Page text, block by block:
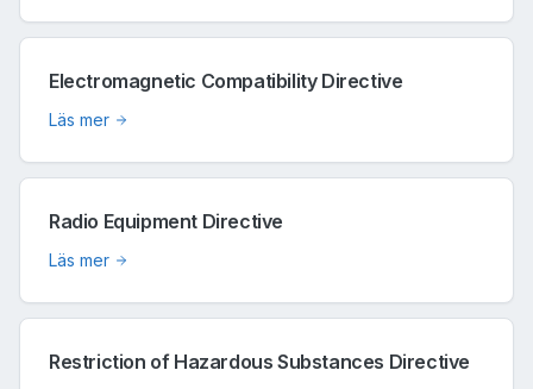
Electromagnetic Compatibility Directive
Läs mer
Radio Equipment Directive
Läs mer
Restriction of Hazardous Substances Directive